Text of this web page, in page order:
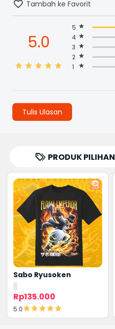
Tambah ke Favorit
5.0
5
4
3
2
1
Tulis Ulasan
PRODUK PILIHAN
Sabo Ryusoken
Rp135.000
5.0